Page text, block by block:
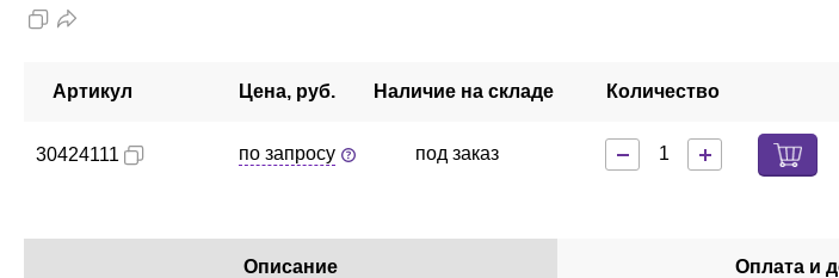
Артикул Цена, руб. Наличие на складе Количество
30424111 по запросу под заказ
Описание Оплата и